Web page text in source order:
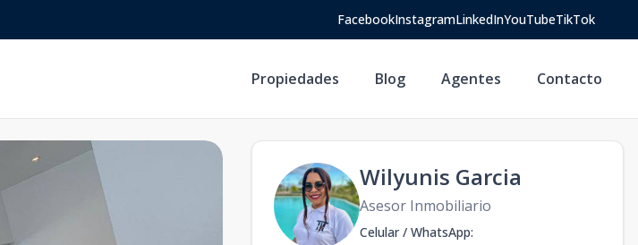
FacebookInstagramLinkedInYouTubeTikTok
Propiedades Blog Agentes Contacto
Wilyunis Garcia
Asesor Inmobiliario
Celular / WhatsApp: